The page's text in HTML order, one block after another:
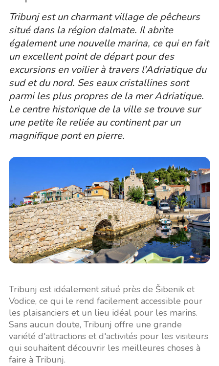
Tribunj est un charmant village de pêcheurs
situé dans la région dalmate. Il abrite
également une nouvelle marina, ce qui en fait
un excellent point de départ pour des
excursions en voilier à travers l'Adriatique du
sud et du nord. Ses eaux cristallines sont
parmi les plus propres de la mer Adriatique.
Le centre historique de la ville se trouve sur
une petite île reliée au continent par un
magnifique pont en pierre.
Tribunj est idéalement situé près de Šibenik et
Vodice, ce qui le rend facilement accessible pour
les plaisanciers et un lieu idéal pour les marins.
Sans aucun doute, Tribunj offre une grande
variété d'attractions et d'activités pour les visiteurs
qui souhaitent découvrir les meilleures choses à
faire à Tribunj.